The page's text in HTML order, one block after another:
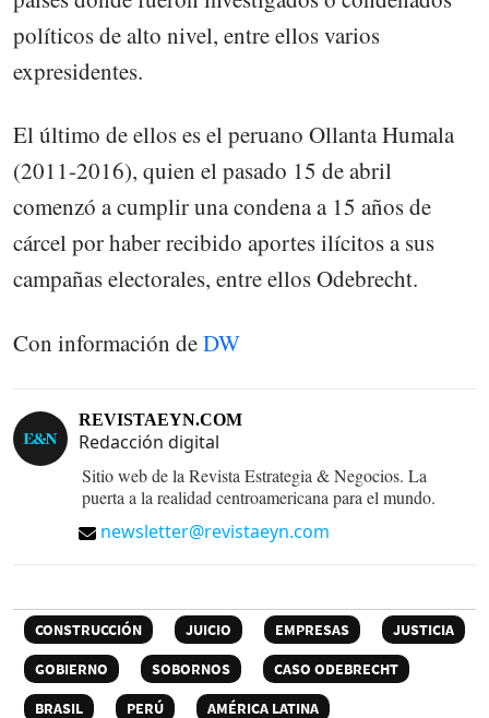
políticos de alto nivel, entre ellos varios
expresidentes.
El último de ellos es el peruano Ollanta Humala
(2011-2016), quien el pasado 15 de abril
comenzó a cumplir una condena a 15 años de
cárcel por haber recibido aportes ilícitos a sus
campañas electorales, entre ellos Odebrecht.
Con información deDW
REVISTAEYN.COM
Redacción digital
Sitio web de la Revista Estrategia & Negocios. La
puerta a la realidad centroamericana para el mundo.
newsletter@revistaeyn.com
CONSTRUCCIÓN JUICIO EMPRESAS
JUSTICIA
GOBIERNO
SOBORNOS
CASO ODEBRECHT
BRASIL
PERÚ AMÉRICA LATINA